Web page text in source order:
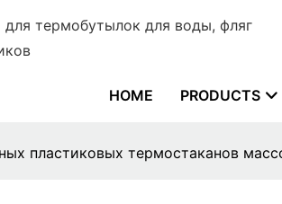
термобутылок для воды, фляг
HOME PRODUCTS
пластиковых термостаканов